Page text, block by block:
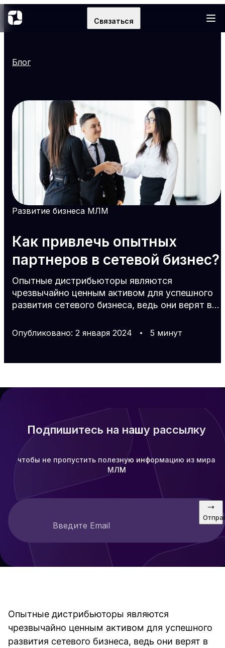
Связаться
Блог
Развитие бизнеса МЛМ
Как привлечь опытных
партнеров в сетевой бизнес?
Опытные дистрибьюторы являются
чрезвычайно ценным активом для успешного
развития сетевого бизнеса, ведь они верят в
принципы работы МЛМ компаний, обладают
эффективными стратегиями продаж и
привлекать таких партнеров в свою сетевую
МЛМ бизнесе Прежде чем искать людей в
потенциальным партнерам компанию, важно
тщательно подготови
Опубликовано: 2 января 2024 5 минут
Подпишитесь на нашу рассылку
чтобы не пропустить полезную информацию из мира
МЛМ
Введите Email
Опытные дистрибьюторы являются
чрезвычайно ценным активом для успешного
развития сетевого бизнеса, ведь они верят в